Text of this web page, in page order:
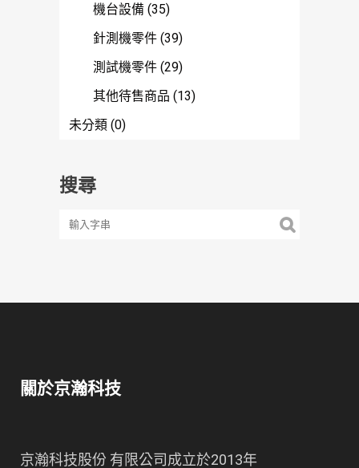
機台設備 (35)
針測機零件 (39)
測試機零件 (29)
其他待售商品 (13)
未分類 (0)
搜尋
關於京瀚科技
京瀚科技股份 有限公司成立於2013年